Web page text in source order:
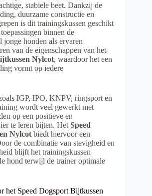
stabiele beet. Dankzij de
duurzame constructie en
is dit trainingskussen geschikt
binnen de
honden als ervaren
van de eigenschappen van het
Nylcot, waardoor het een
vormt op iedere
IGP, IPO, KNPV, ringsport en
wordt veel gewerkt met
op een positieve en
te leren bijten. Het Speed
Nylcot biedt hiervoor een
de combinatie van stevigheid en
blijft het trainingskussen
hond terwijl de trainer optimale
het Speed Dogsport Bijtkussen